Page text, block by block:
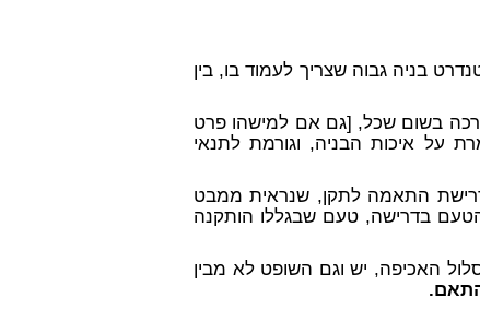
בניה גבוה שצריך לעמוד בו, בין
בשום שכל, [גם אם למישהו פרט
על איכות הבניה, וגורמת לתנאי
דרישת התאמה לתקן, שנראית ממבט
הטעם בדרישה, טעם שבגללו הותקנה
האכיפה, יש וגם השופט לא מבין